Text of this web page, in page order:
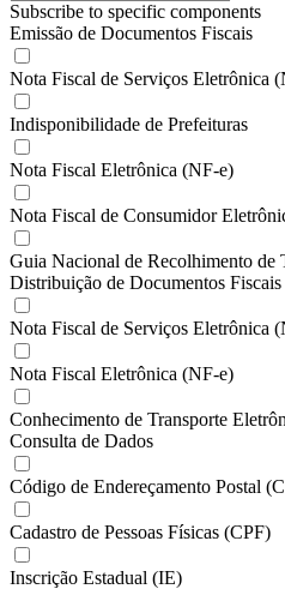
Subscribe to specific components
Emissão de Documentos Fiscais
Nota Fiscal de Serviços Eletrônica
Indisponibilidade de Prefeituras
Nota Fiscal Eletrônica (NF-e)
Nota Fiscal de Consumidor
Guia Nacional de Recolhimento de
Distribuição de Documentos Fiscais
Nota Fiscal de Serviços Eletrônica
Nota Fiscal Eletrônica (NF-e)
Conhecimento de Transporte
Consulta de Dados
Código de Endereçamento Postal
Cadastro de Pessoas Físicas (CPF)
Inscrição Estadual (IE)